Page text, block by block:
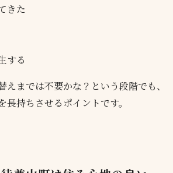
きた
する
えまでは不要かな？という段階でも、
長持ちさせるポイントです。